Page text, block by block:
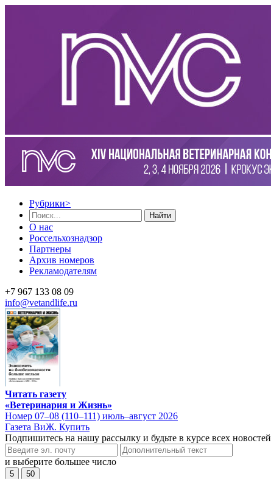
Рубрики>
Найти
О нас
Россельхознадзор
Партнеры
Архив номеров
Рекламодателям
+7 967 133 08 09
info@vetandlife.ru
Читать газету
«Ветеринария и Жизнь»
Номер 07–08 (110–111) июль–август 2026
Газета ВиЖ. Купить
Подпишитесь на нашу рассылку и будьте в курсе всех новостей
и выберите большее число
5 50